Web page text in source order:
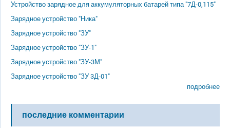
Устройство зарядное для аккумуляторных батарей типа "7Д-0,115"
Зарядное устройство "Ника"
Зарядное устройство "ЗУ"
Зарядное устройство "ЗУ-1"
Зарядное устройство "ЗУ-3М"
Зарядное устройство "ЗУ 3Д-01"
подробнее
последние комментарии